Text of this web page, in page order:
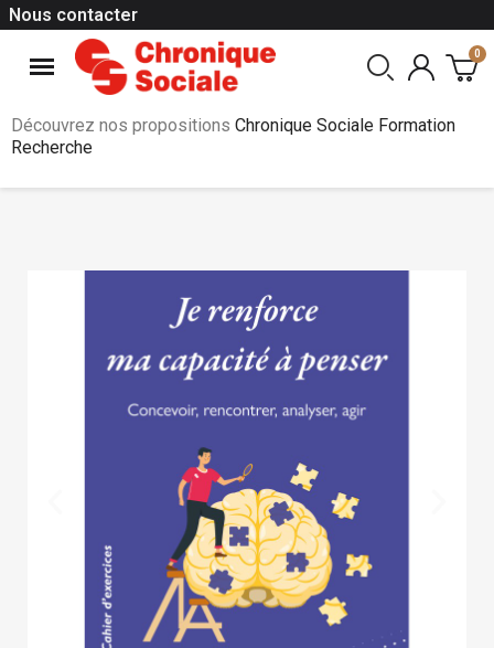
Nous contacter
Découvrez nos propositions Chronique Sociale Formation
Recherche